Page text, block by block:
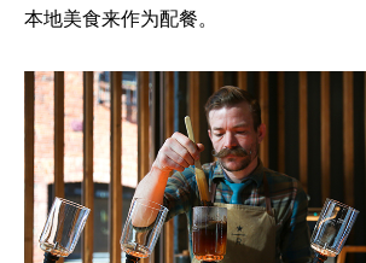
本地美食来作为配餐。